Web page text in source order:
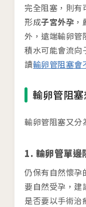
完全阻塞，則有
形成子宮外孕
外，遠端輸卵管
積水可能會流向
讀輸卵管阻塞會
輸卵管阻
輸卵管阻塞又分
1. 輸卵管單邊
仍保有自然懷孕
要自然受孕，建
是否要以手術治